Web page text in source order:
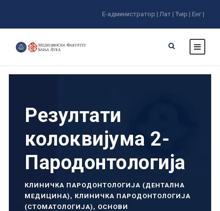
Е-администратор | Лат | Ћир | Енг |
Резултати
колоквијума 2-
Пародонтологија
КЛИНИЧКА ПАРОДОНТОЛОГИЈА (ДЕНТАЛНА
МЕДИЦИНА) , КЛИНИЧКА ПАРОДОНТОЛОГИЈА
(СТОМАТОЛОГИЈА) , ОСНОВИ